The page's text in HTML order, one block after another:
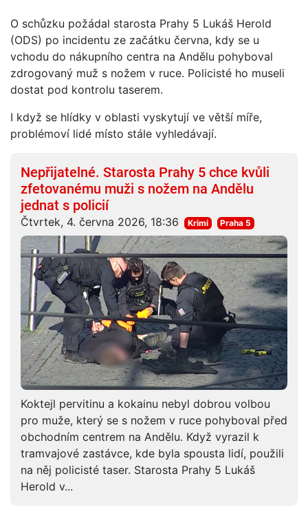
O schůzku požádal starosta Prahy 5 Lukáš Herold
(ODS) po incidentu ze začátku června, kdy se u
vchodu do nákupního centra na Andělu pohyboval
zdrogovaný muž s nožem v ruce. Policisté ho museli
dostat pod kontrolu taserem.
I když se hlídky v oblasti vyskytují ve větší míře,
problémoví lidé místo stále vyhledávají.
Nepřijatelné. Starosta Prahy 5 chce kvůli
zfetovanému muži s nožem na Andělu
jednat s policií
Čtvrtek, 4. června 2026, 18:36 Krimi Praha 5
Koktejl pervitinu a kokainu nebyl dobrou volbou
pro muže, který se s nožem v ruce pohyboval před
obchodním centrem na Andělu. Když vyrazil k
tramvajové zastávce, kde byla spousta lidí, použili
na něj policisté taser. Starosta Prahy 5 Lukáš
Herold v...